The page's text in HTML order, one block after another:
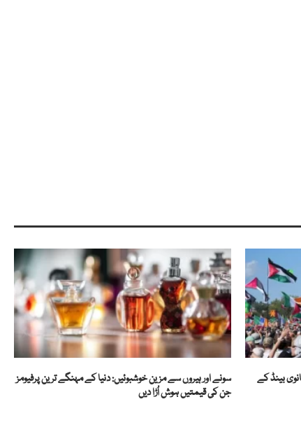
بینڈ کے
سونے اور ہیروں سے مزین خوشبوئیں: دنیا کے مہنگے ترین پرفیومز
جن کی قیمتیں ہوش اُڑا دیں